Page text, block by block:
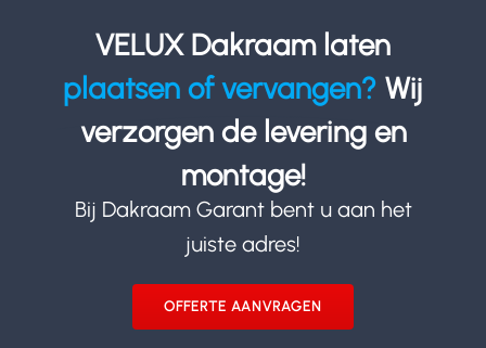
VELUX Dakraam laten
plaatsen of vervangen? Wij
verzorgen de levering en
montage!
Bij Dakraam Garant bent u aan het
juiste adres!
OFFERTE AANVRAGEN